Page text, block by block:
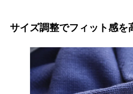
サイズ調整でフィット感を